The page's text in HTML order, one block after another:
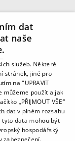
dat
naše
služeb. Některé
stránek, jiné pro
na "UPRAVIT
můžeme použít a jak
„PŘIJMOUT VŠE“
dat v plném rozsahu
tyto data mohou být
hospodářský
zabezpečení.